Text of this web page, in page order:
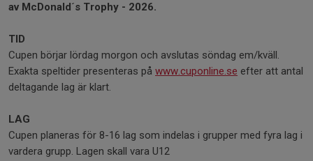
av McDonald´s Trophy - 2026.
TID
Cupen börjar lördag morgon och avslutas söndag em/kväll.
Exakta speltider presenteras på www.cuponline.se efter att antal
deltagande lag är klart.
LAG
Cupen planeras för 8-16 lag som indelas i grupper med fyra lag i
vardera grupp. Lagen skall vara U12